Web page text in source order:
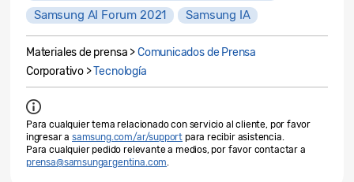
Samsung AI Forum 2021
Samsung IA
Materiales de prensa >Comunicados de Prensa
Corporativo >Tecnología
Para cualquier tema relacionado con servicio al cliente, por favor
ingresar asamsung.com/ar/support para recibir asistencia.
Para cualquier pedido relevante a medios, por favor contactar a
prensa@samsungargentina.com